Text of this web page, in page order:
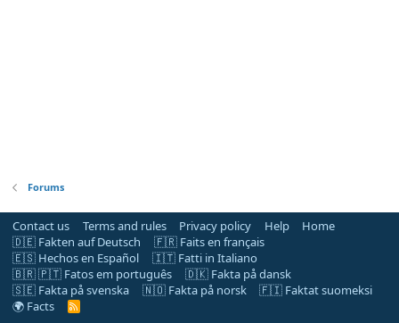
Forums
Contact us Terms and rules Privacy policy Help
Home
🇩🇪 Fakten auf Deutsch
🇫🇷 Faits en français
🇪🇸 Hechos en Español
🇮🇹 Fatti in Italiano
🇧🇷 🇵🇹 Fatos em português
🇩🇰 Fakta på dansk
🇸🇪 Fakta på svenska
🇳🇴 Fakta på norsk
🇫🇮 Faktat suomeksi
🌍 Facts
R